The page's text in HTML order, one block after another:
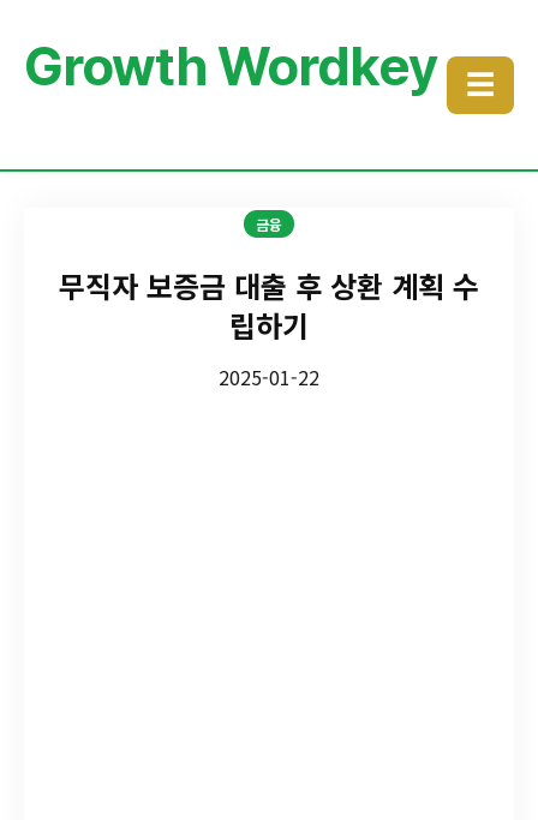
Growth Wordkey ☰
금융
무직자 보증금 대출 후 상환 계획 수
립하기
2025-01-22